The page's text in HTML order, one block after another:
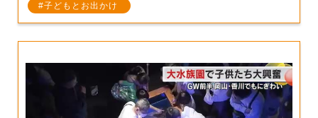
子どもとお出かけ